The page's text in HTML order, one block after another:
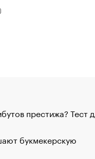
престижа? Тест
букмекерскую